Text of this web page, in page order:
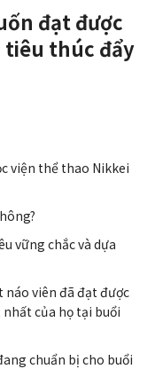
đạt được
tiêu thúc đẩy
viện thể thao Nikkei
vững chắc và dựa
náo viên đã đạt được
của họ tại buổi
chuẩn bị cho buổi